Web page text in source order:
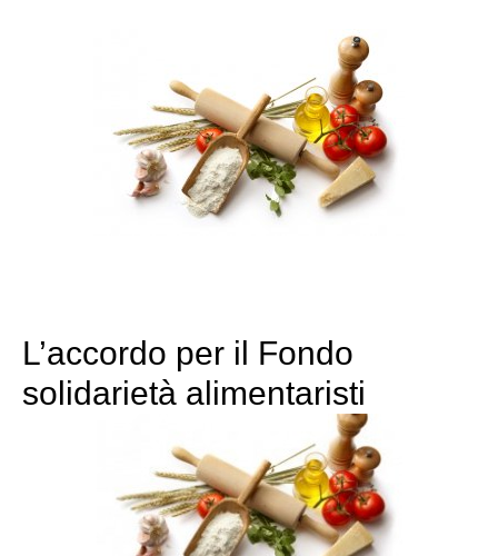
L’accordo per il Fondo
solidarietà alimentaristi